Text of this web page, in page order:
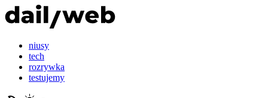
niusy
tech
rozrywka
testujemy